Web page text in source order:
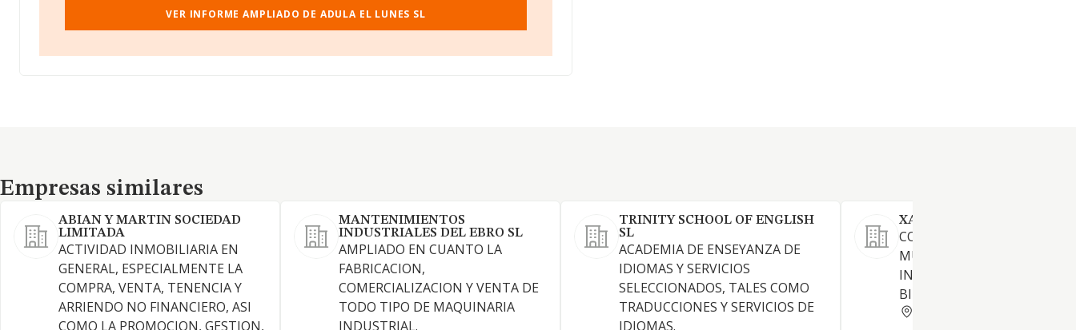
VER INFORME AMPLIADO DE ADULA EL LUNES SL
Empresas similares
Empresas similares
ABIAN Y MARTIN SOCIEDAD
LIMITADA
ACTIVIDAD INMOBILIARIA EN
GENERAL, ESPECIALMENTE LA
COMPRA, VENTA, TENENCIA Y
ARRIENDO NO FINANCIERO, ASI
COMO LA PROMOCION, GESTION,
MANTENIMIENTOS
INDUSTRIALES DEL EBRO SL
AMPLIADO EN CUANTO LA
FABRICACION,
COMERCIALIZACION Y VENTA DE
TODO TIPO DE MAQUINARIA
INDUSTRIAL.
TRINITY SCHOOL OF ENGLISH
SL
ACADEMIA DE ENSEYANZA DE
IDIOMAS Y SERVICIOS
SELECCIONADOS, TALES COMO
TRADUCCIONES Y SERVICIOS DE
IDIOMAS.
XAWHEZ SL
COMPRAVENTA DE BIENES
MUEBLES E
BIENES INMUEBLES